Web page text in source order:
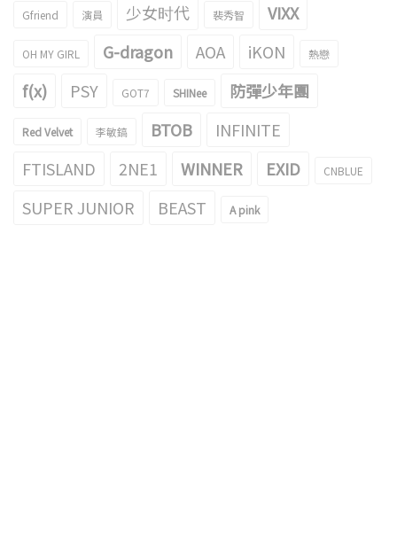
Gfriend 演員 少女时代 裴秀智 VIXX
OH MY GIRL G-dragon AOA iKON 熱戀
f(x) PSY GOT7 SHINee 防彈少年團
Red Velvet 李敏鎬 BTOB
INFINITE
FTISLAND
2NE1 WINNER EXID CNBLUE
SUPER JUNIOR BEAST A pink